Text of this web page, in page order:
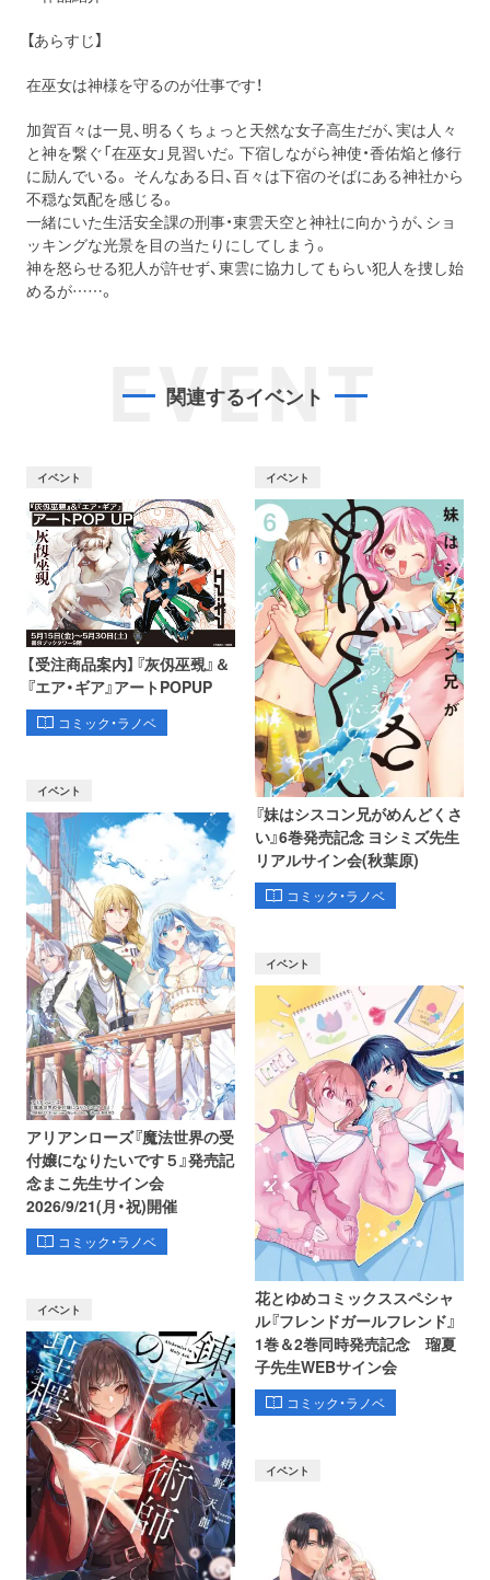
【あらすじ】
在巫女は神様を守るのが仕事です！
加賀百々は一見、明るくちょっと天然な女子高生だが、実は人々
と神を繋ぐ「在巫女」見習いだ。下宿しながら神使・香佑焔と修行
に励んでいる。 そんなある日、百々は下宿のそばにある神社から
不穏な気配を感じる。
一緒にいた生活安全課の刑事・東雲天空と神社に向かうが、ショ
ッキングな光景を目の当たりにしてしまう。
神を怒らせる犯人が許せず、東雲に協力してもらい犯人を捜し始
めるが……。
EVENT
関連するイベント
イベント
【受注商品案内】『灰仭巫覡』＆
『エア・ギア』アートPOPUP
コミック・ラノベ
イベント
『妹はシスコン兄がめんどくさ
い』6巻発売記念 ヨシミズ先生
リアルサイン会(秋葉原)
コミック・ラノベ
イベント
アリアンローズ『魔法世界の受
付嬢になりたいです５』発売記
念まこ先生サイン会
2026/9/21(月・祝)開催
コミック・ラノベ
イベント
花とゆめコミックススペシャ
ル『フレンドガールフレンド』
1巻＆2巻同時発売記念 瑠夏
子先生WEBサイン会
コミック・ラノベ
イベント
イベント